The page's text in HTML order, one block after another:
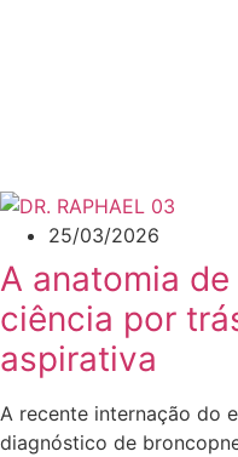
25/03/2026
A anatomia
ciência por
aspirativa
A recente internação do
diagnóstico de